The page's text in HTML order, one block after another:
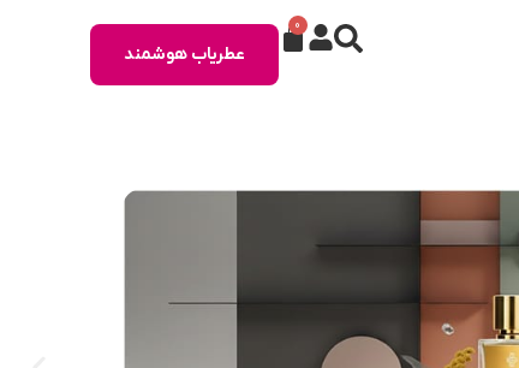
0
عطریاب هوشمند